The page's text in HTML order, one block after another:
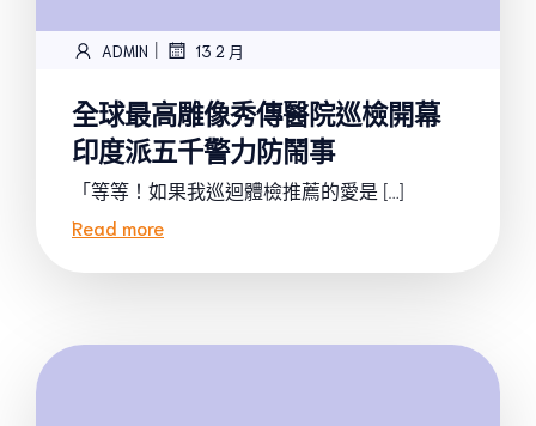
ADMIN | 13 2 月
全球最高雕像秀傳醫院巡檢開幕
印度派五千警力防鬧事
「等等！如果我巡迴體檢推薦的愛是 […]
Read more